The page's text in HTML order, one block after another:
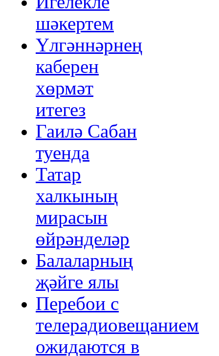
шәкертем
Үлгәннәрнең
каберен
хөрмәт
итегез
Гаилә Сабан
туенда
Татар
халкының
мирасын
өйрәнделәр
Балаларның
җәйге ялы
Перебои с
телерадиовещанием
ожидаются в